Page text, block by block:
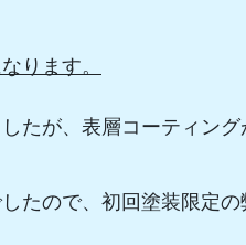
ります。
たが、表層コーティン
たので、初回塗装限定